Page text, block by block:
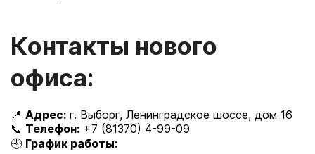
Контакты нового
офиса:
📍 Адрес: г. Выборг, Ленинградское шоссе, дом 16
📞 Телефон: +7 (81370) 4-99-09
🕘 График работы: